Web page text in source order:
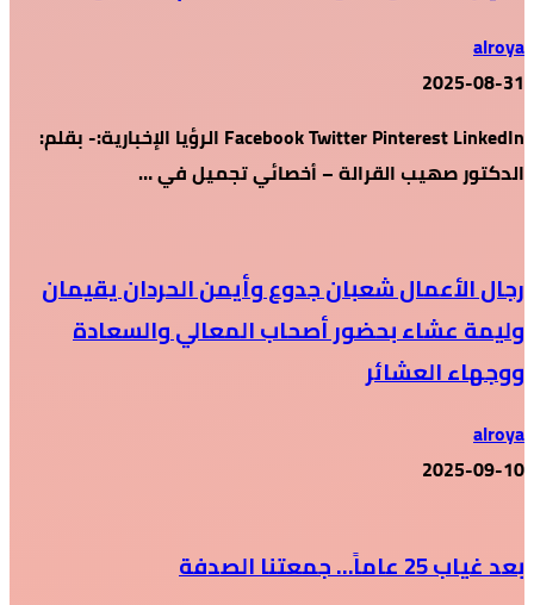
alroya
2025-08-31
Facebook Twitter Pinterest LinkedIn الرؤيا الإخبارية:- بقلم:
الدكتور صهيب القرالة – أخصائي تجميل في …
رجال الأعمال شعبان جدوع وأيمن الحردان يقيمان
وليمة عشاء بحضور أصحاب المعالي والسعادة
ووجهاء العشائر
alroya
2025-09-10
بعد غياب 25 عاماً… جمعتنا الصدفة